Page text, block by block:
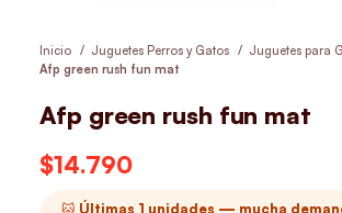
Inicio Juguetes Perros y Gatos
Juguetes para
Afp green rush fun mat
Afp green rush fun mat
$14.790
🐱 Últimas 1 unidades — mucha